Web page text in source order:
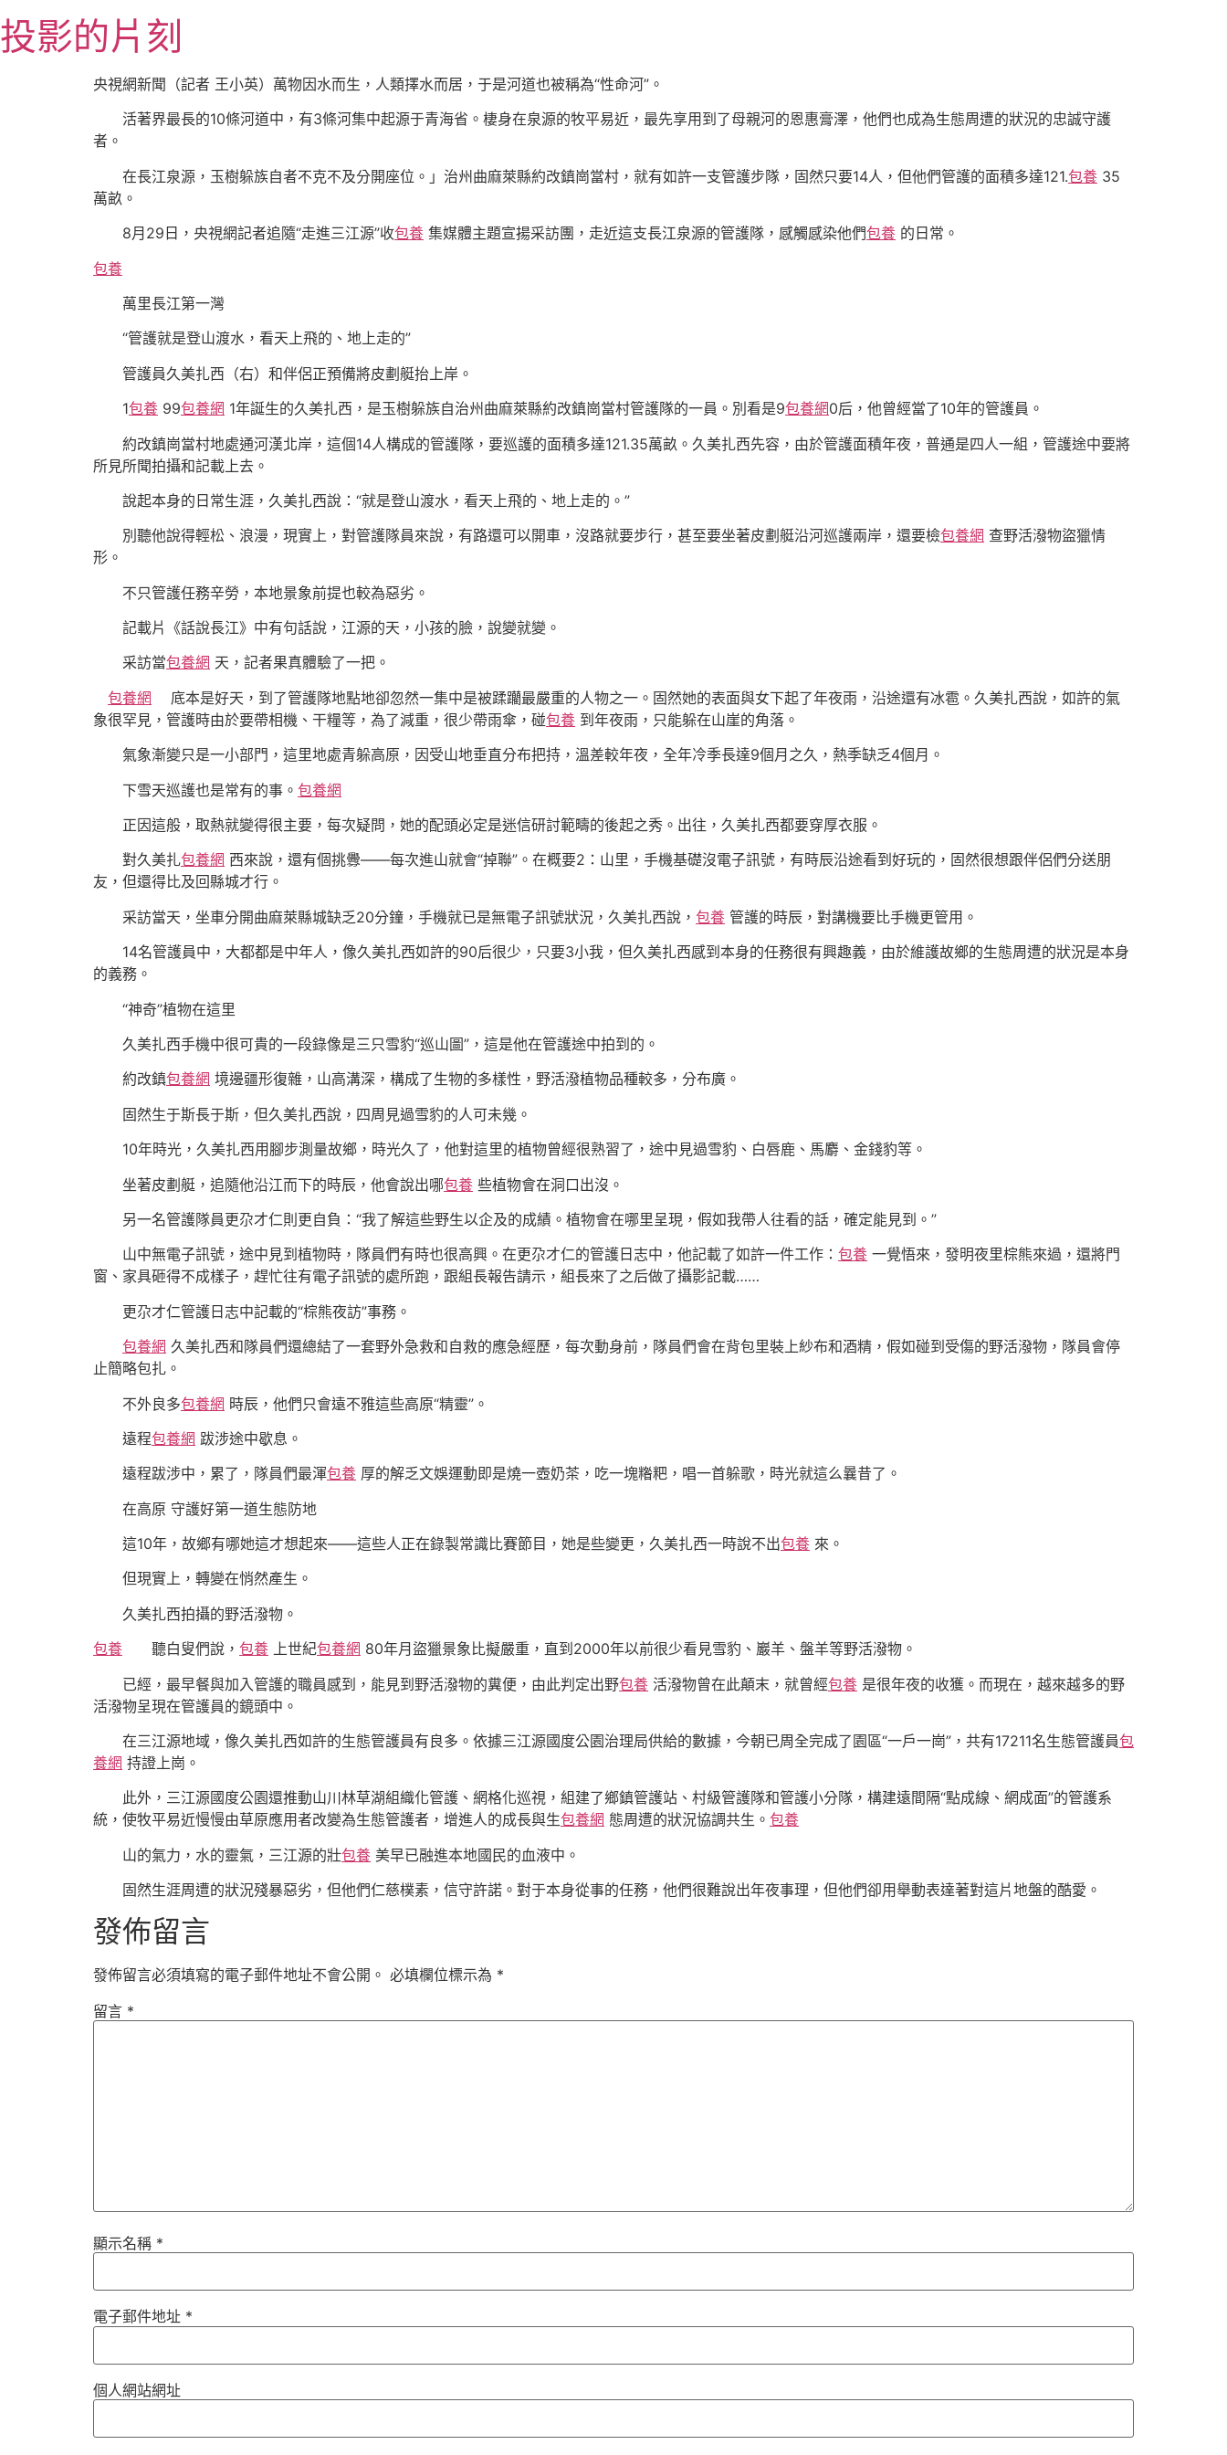
至
主
投影的片刻
央視網新聞（記者 王小英）萬物因水而生，人類擇水而居，于是河道也被稱為“性命河”。
活著界最長的10條河道中，有3條河集中起源于青海省。棲身在泉源的牧平易近，最先享用到了母親河的恩惠膏澤，他們也成為生態周遭的狀況的忠誠守護
者。
在長江泉源，玉樹躲族自者不克不及分開座位。」治州曲麻萊縣約改鎮崗當村，就有如許一支管護步隊，固然只要14人，但他們管護的面積多達121.包養 35
萬畝。
8月29日，央視網記者追隨“走進三江源”收包養 集媒體主題宣揚采訪團，走近這支長江泉源的管護隊，感觸感染他們包養 的日常。
包養
萬里長江第一灣
“管護就是登山渡水，看天上飛的、地上走的”
管護員久美扎西（右）和伴侶正預備將皮劃艇抬上岸。
1包養 99包養網 1年誕生的久美扎西，是玉樹躲族自治州曲麻萊縣約改鎮崗當村管護隊的一員。別看是9包養網0后，他曾經當了10年的管護員。
約改鎮崗當村地處通河漢北岸，這個14人構成的管護隊，要巡護的面積多達121.35萬畝。久美扎西先容，由於管護面積年夜，普通是四人一組，管護途中要將
所見所聞拍攝和記載上去。
說起本身的日常生涯，久美扎西說：“就是登山渡水，看天上飛的、地上走的。”
別聽他說得輕松、浪漫，現實上，對管護隊員來說，有路還可以開車，沒路就要步行，甚至要坐著皮劃艇沿河巡護兩岸，還要檢包養網 查野活潑物盜獵情
形。
不只管護任務辛勞，本地景象前提也較為惡劣。
記載片《話說長江》中有句話說，江源的天，小孩的臉，說變就變。
采訪當包養網 天，記者果真體驗了一把。
包養網 底本是好天，到了管護隊地點地卻忽然一集中是被蹂躪最嚴重的人物之一。固然她的表面與女下起了年夜雨，沿途還有冰雹。久美扎西說，如許的氣
象很罕見，管護時由於要帶相機、干糧等，為了減重，很少帶雨傘，碰包養 到年夜雨，只能躲在山崖的角落。
氣象漸變只是一小部門，這里地處青躲高原，因受山地垂直分布把持，溫差較年夜，全年冷季長達9個月之久，熱季缺乏4個月。
下雪天巡護也是常有的事。 包養網
正因這般，取熱就變得很主要，每次疑問，她的配頭必定是迷信研討範疇的後起之秀。出往，久美扎西都要穿厚衣服。
對久美扎包養網 西來說，還有個挑釁——每次進山就會“掉聯”。在概要2：山里，手機基礎沒電子訊號，有時辰沿途看到好玩的，固然很想跟伴侶們分送朋
友，但還得比及回縣城才行。
采訪當天，坐車分開曲麻萊縣城缺乏20分鐘，手機就已是無電子訊號狀況，久美扎西說， 包養 管護的時辰，對講機要比手機更管用。
14名管護員中，大都都是中年人，像久美扎西如許的90后很少，只要3小我，但久美扎西感到本身的任務很有興趣義，由於維護故鄉的生態周遭的狀況是本身
的義務。
“神奇”植物在這里
久美扎西手機中很可貴的一段錄像是三只雪豹“巡山圖”，這是他在管護途中拍到的。
約改鎮包養網 境邊疆形復雜，山高溝深，構成了生物的多樣性，野活潑植物品種較多，分布廣。
固然生于斯長于斯，但久美扎西說，四周見過雪豹的人可未幾。
10年時光，久美扎西用腳步測量故鄉，時光久了，他對這里的植物曾經很熟習了，途中見過雪豹、白唇鹿、馬麝、金錢豹等。
坐著皮劃艇，追隨他沿江而下的時辰，他會說出哪包養 些植物會在洞口出沒。
另一名管護隊員更尕才仁則更自負：“我了解這些野生以企及的成績。植物會在哪里呈現，假如我帶人往看的話，確定能見到。”
山中無電子訊號，途中見到植物時，隊員們有時也很高興。在更尕才仁的管護日志中，他記載了如許一件工作： 包養 一覺悟來，發明夜里棕熊來過，還將門
窗、家具砸得不成樣子，趕忙往有電子訊號的處所跑，跟組長報告請示，組長來了之后做了攝影記載……
更尕才仁管護日志中記載的“棕熊夜訪”事務。
包養網 久美扎西和隊員們還總結了一套野外急救和自救的應急經歷，每次動身前，隊員們會在背包里裝上紗布和酒精，假如碰到受傷的野活潑物，隊員會停
止簡略包扎。
不外良多包養網 時辰，他們只會遠不雅這些高原“精靈”。
遠程包養網 跋涉途中歇息。
遠程跋涉中，累了，隊員們最渾包養 厚的解乏文娛運動即是燒一壺奶茶，吃一塊糌粑，唱一首躲歌，時光就這么曩昔了。
在高原 守護好第一道生態防地
這10年，故鄉有哪她這才想起來——這些人正在錄製常識比賽節目，她是些變更，久美扎西一時說不出包養 來。
但現實上，轉變在悄然產生。
久美扎西拍攝的野活潑物。
包養 聽白叟們說， 包養 上世紀包養網 80年月盜獵景象比擬嚴重，直到2000年以前很少看見雪豹、巖羊、盤羊等野活潑物。
已經，最早餐與加入管護的職員感到，能見到野活潑物的糞便，由此判定出野包養 活潑物曾在此顛末，就曾經包養 是很年夜的收獲。而現在，越來越多的野
活潑物呈現在管護員的鏡頭中。
在三江源地域，像久美扎西如許的生態管護員有良多。依據三江源國度公園治理局供給的數據，今朝已周全完成了園區“一戶一崗”，共有17211名生態管護員包
養網 持證上崗。
此外，三江源國度公園還推動山川林草湖組織化管護、網格化巡視，組建了鄉鎮管護站、村級管護隊和管護小分隊，構建遠間隔“點成線、網成面”的管護系
統，使牧平易近慢慢由草原應用者改變為生態管護者，增進人的成長與生包養網 態周遭的狀況協調共生。 包養
山的氣力，水的靈氣，三江源的壯包養 美早已融進本地國民的血液中。
固然生涯周遭的狀況殘暴惡劣，但他們仁慈樸素，信守許諾。對于本身從事的任務，他們很難說出年夜事理，但他們卻用舉動表達著對這片地盤的酷愛。
發佈留言
發佈留言必須填寫的電子郵件地址不會公開。 必填欄位標示為 *
留言 *
顯示名稱 *
電子郵件地址 *
個人網站網址